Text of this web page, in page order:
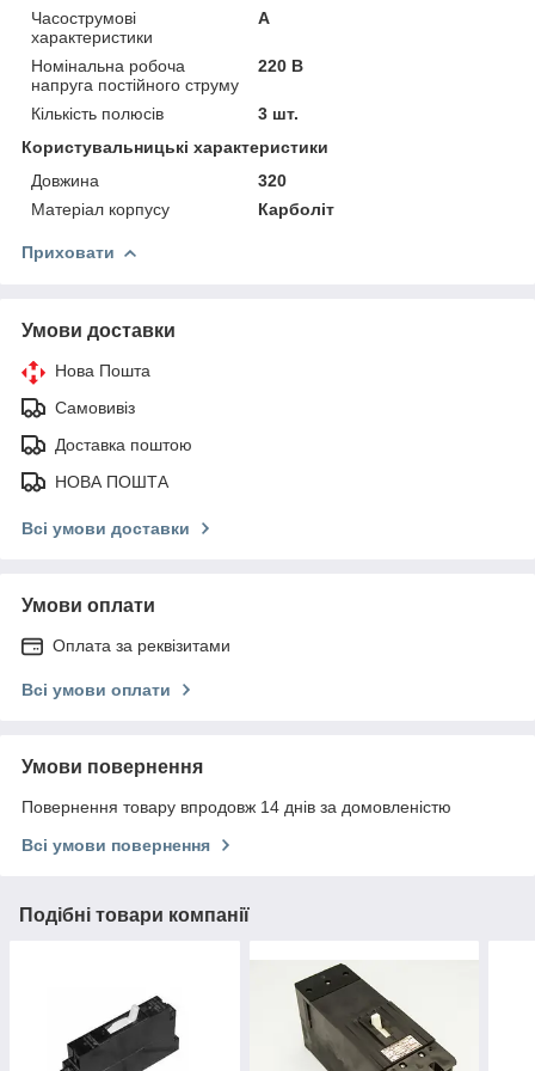
Часострумові
характеристики
А
Номінальна робоча
напруга постійного струму
220 В
Кількість полюсів
3 шт.
Користувальницькі характеристики
Довжина
320
Матеріал корпусу
Карболіт
Приховати
Умови доставки
Нова Пошта
Самовивіз
Доставка поштою
НОВА ПОШТА
Всі умови доставки
Умови оплати
Оплата за реквізитами
Всі умови оплати
Умови повернення
Повернення товару впродовж 14 днів за домовленістю
Всі умови повернення
Подібні товари компанії